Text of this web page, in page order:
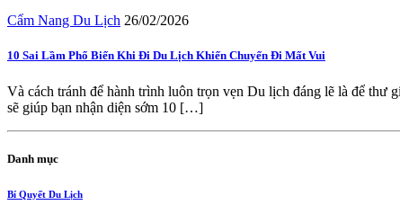
Cẩm Nang Du Lịch 26/02/2026
10 Sai Lầm Phổ Biến Khi Đi Du Lịch Khiến Chuyến Đi Mất Vui
Và cách tránh để hành trình luôn trọn vẹn Du lịch đáng lẽ là để thư
sẽ giúp bạn nhận diện sớm 10 […]
Danh mục
Bí Quyết Du Lịch